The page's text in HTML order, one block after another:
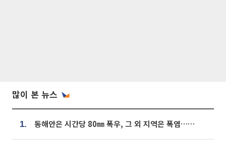
많이 본 뉴스
1. 동해안은 시간당 80㎜ 폭우, 그 외 지역은 폭염…‘극과 극 날씨’